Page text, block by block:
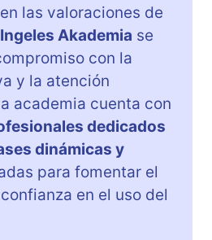
las valoraciones de
Akademia se
con la
y la atención
academia cuenta con
dedicados
dinámicas y
para fomentar el
en el uso del